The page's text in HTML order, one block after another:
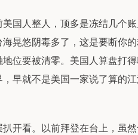
国人整人，顶多是冻结几个
晃悠阴毒多了，这是要断你
位要被清零。美国人算盘打
早就不是美国一家说了算的
开看。以前拜登在台上，虽